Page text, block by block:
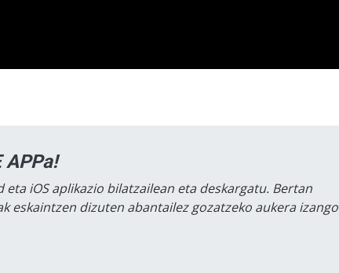
APPa!
eta iOS aplikazio bilatzailean eta deskargatu. Bertan
eskaintzen dizuten abantailez gozatzeko aukera izango